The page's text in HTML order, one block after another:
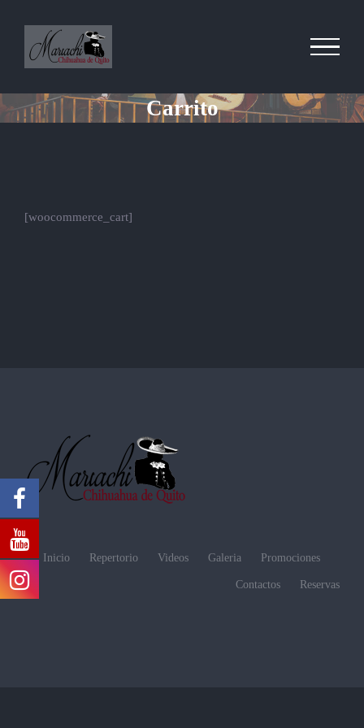
contenido
Carrito
[woocommerce_cart]
Inicio Repertorio Videos Galeria Promociones
Contactos Reservas